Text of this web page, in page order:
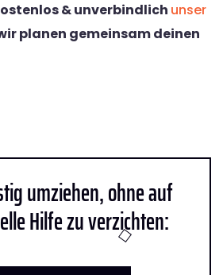
& unverbindlich unser
planen gemeinsam deinen
umziehen, ohne auf
Hilfe zu verzichten: